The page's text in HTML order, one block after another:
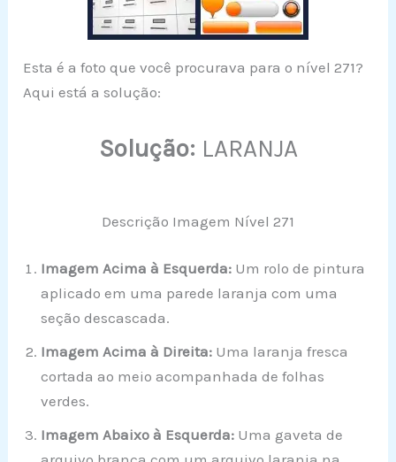
Esta é a foto que você procurava para o nível 271?
Aqui está a solução:
Solução: LARANJA
Descrição Imagem Nível 271
Imagem Acima à Esquerda: Um rolo de pintura
aplicado em uma parede laranja com uma
seção descascada.
Imagem Acima à Direita: Uma laranja fresca
cortada ao meio acompanhada de folhas
verdes.
Imagem Abaixo à Esquerda: Uma gaveta de